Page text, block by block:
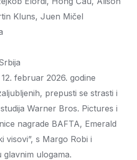
Kluns, Juen Mičel
12. februar 2026. godine
prepusti se strasti i
Warner Bros. Pictures i
nagrade BAFTA, Emerald
visovi”, s Margo Robi i
glavnim ulogama.